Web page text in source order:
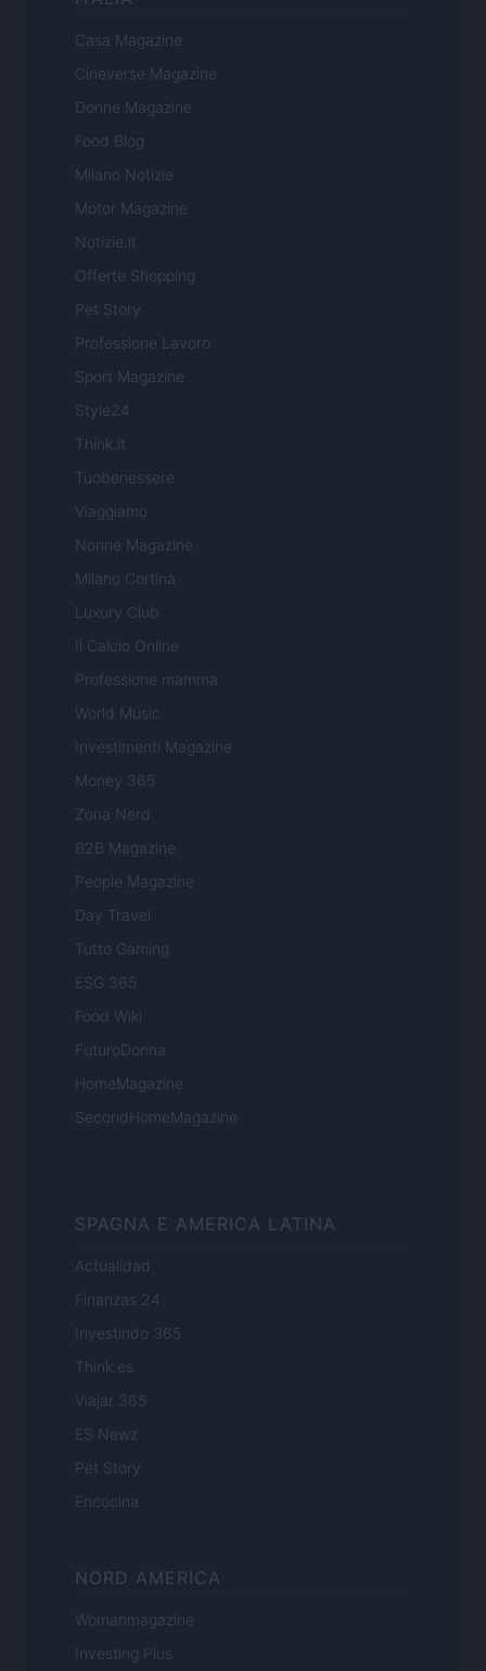
Casa Magazine
Cineverse Magazine
Donne Magazine
Food Blog
Milano Notizie
Motor Magazine
Notizie.it
Offerte Shopping
Pet Story
Professione Lavoro
Sport Magazine
Style24
Think.it
Tuobenessere
Viaggiamo
Nonne Magazine
Milano Cortina
Luxury Club
Il Calcio Online
Professione mamma
World Music
Investimenti Magazine
Money 365
Zona Nerd
B2B Magazine
People Magazine
Day Travel
Tutto Gaming
ESG 365
Food Wiki
FuturoDonna
HomeMagazine
SecondHomeMagazine
SPAGNA E AMERICA LATINA
Actualidad
Finanzas 24
Investindo 365
Think.es
Viajar 365
ES Newz
Pet Story
Encocina
NORD AMERICA
Womanmagazine
Investing Plus